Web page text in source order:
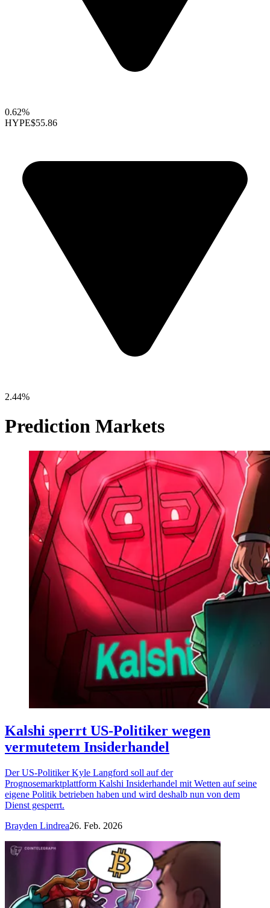
0.62%
HYPE$55.86
2.44%
Prediction Markets
Kalshi sperrt US-Politiker wegen
vermutetem Insiderhandel
Der US-Politiker Kyle Langford soll auf der
Prognosemarktplattform Kalshi Insiderhandel mit Wetten auf seine
eigene Politik betrieben haben und wird deshalb nun von dem
Dienst gesperrt.
Brayden Lindrea26. Feb. 2026